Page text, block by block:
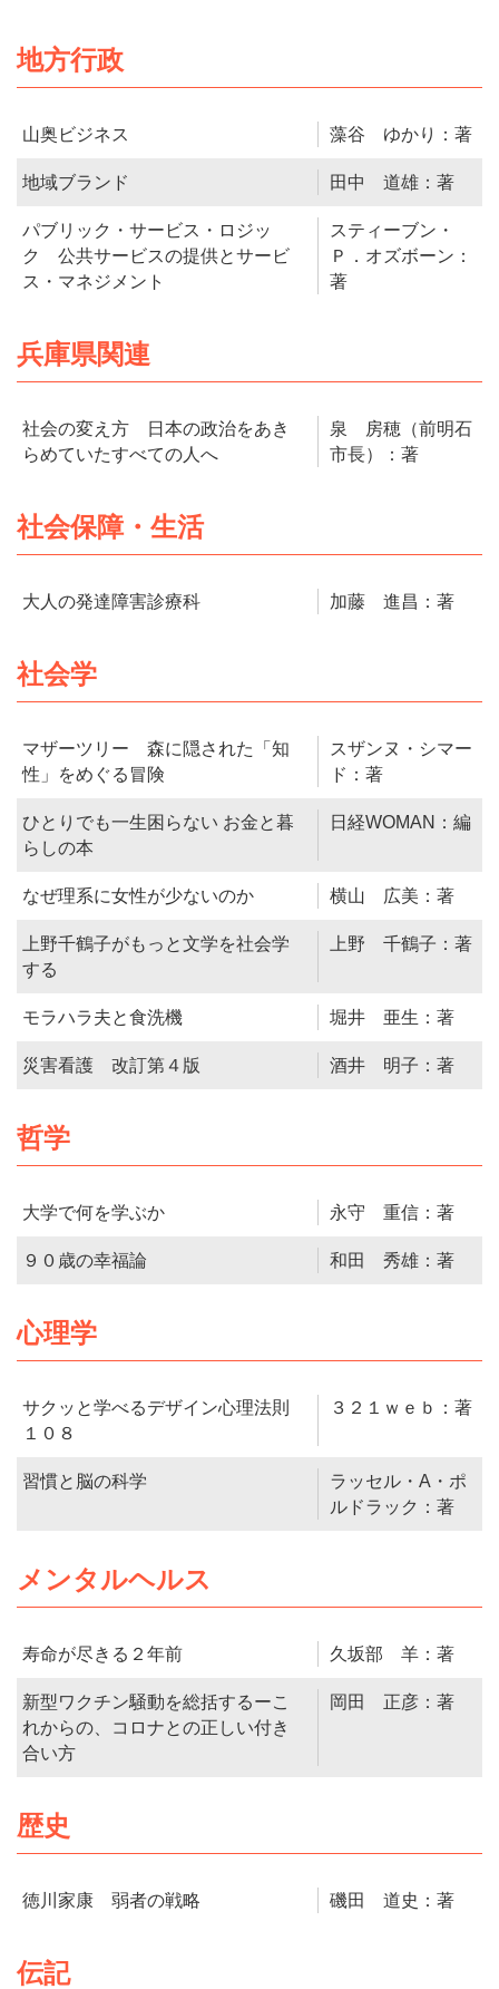
地方行政
山奥ビジネス 藻谷 ゆかり：著
地域ブランド 田中 道雄：著
パブリック・サービス・ロジッ
ク 公共サービスの提供とサービ
ス・マネジメント
スティーブン・
Ｐ．オズボーン：
著
兵庫県関連
社会の変え方 日本の政治をあき
らめていたすべての人へ
泉 房穂（前明石
市長）：著
社会保障・生活
大人の発達障害診療科 加藤 進昌：著
社会学
マザーツリー 森に隠された「知
性」をめぐる冒険
スザンヌ・シマー
ド：著
ひとりでも一生困らない お金と暮
らしの本
日経WOMAN：編
なぜ理系に女性が少ないのか 横山 広美：著
上野千鶴子がもっと文学を社会学
する
上野 千鶴子：著
モラハラ夫と食洗機 堀井 亜生：著
災害看護 改訂第４版 酒井 明子：著
哲学
大学で何を学ぶか 永守 重信：著
９０歳の幸福論 和田 秀雄：著
心理学
サクッと学べるデザイン心理法則
１０８
３２１ｗｅｂ：著
習慣と脳の科学
ラッセル・A・ポ
ルドラック：著
メンタルヘルス
寿命が尽きる２年前 久坂部 羊：著
新型ワクチン騒動を総括するーこ
れからの、コロナとの正しい付き
合い方
岡田 正彦：著
歴史
徳川家康 弱者の戦略 磯田 道史：著
伝記